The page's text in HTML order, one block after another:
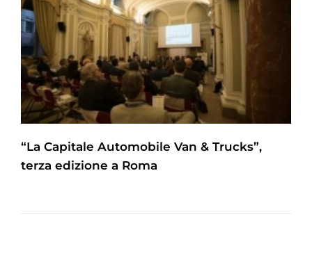
“La Capitale Automobile Van & Trucks”,
terza edizione a Roma